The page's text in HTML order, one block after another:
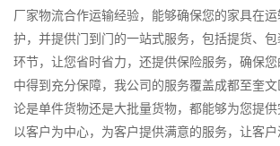
厂家物流合作运输经验，能够确保您的家具在
护，并提供门到门的一站式服务，包括提货、
环节，让您省时省力，还提供保险服务，确保
中得到充分保障，我公司的服务覆盖成都至奎
论是单件货物还是大批量货物，都能够为您提供
以客户为中心，为客户提供满意的服务，让客